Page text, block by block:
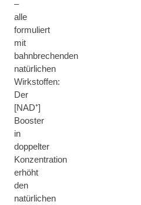
–
alle
formuliert
mit
bahnbrechenden
natürlichen
Wirkstoffen:
Der
[NAD⁺]
Booster
in
doppelter
Konzentration
erhöht
den
natürlichen